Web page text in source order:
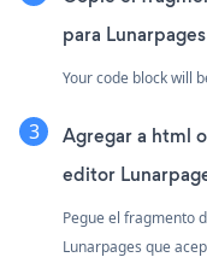
para Lunarpages
Your code block will
Agregar a html
editor
Pegue el fragmento
Lunarpages que